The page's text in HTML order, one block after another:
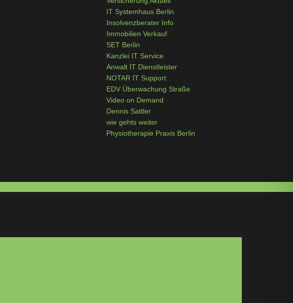
IT Systemhaus Berlin
Insolvenzberater Info
Immobilien Verkauf
SET Berlin
Kanzlei IT Service
Anwalt IT Dienstleister
NOTAR IT Support
EDV Überwachung Straße
Video on Demand
Dennis Sattler
wie gehts weiter
Physiotherapie Praxis Berlin